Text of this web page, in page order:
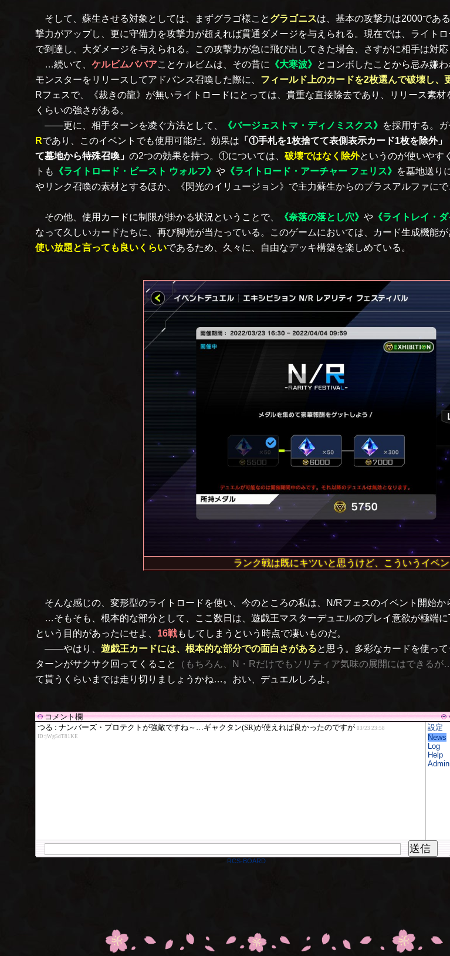
そして、蘇生させる対象としては、まずグラゴ様こと グラゴニスは、基本の攻撃力は2000であ
撃力がアップし、更に守備力を攻撃力が超えれば貫通ダメージを与えられる。現在では、ライトロ
で到達し、大ダメージを与えられる。この攻撃力が急に飛び出してきた場合、さすがに相手は対応
…続いて、 ケルビムババアことケルビムは、その昔に 《大寒波》 とコンボしたことから忌み嫌
モンスターをリリースしてアドバンス召喚した際に、 フィールド上のカードを2枚選んで破壊し
Rフェスで、《裁きの龍》が無いライトロードにとっては、貴重な直接除去であり、リリース素
くらいの強さがある。
――更に、相手ターンを凌ぐ方法として、
《バージェストマ・ディノミスクス》 を採用する。
Rであり、このイベントでも使用可能だ。効果は 「①手札を1枚捨てて表側表示カード1枚を除外
て墓地から特殊召喚」 の2つの効果を持つ。①については、 破壊ではなく除外というのが使いやす
トも
《ライトロード・ビースト ウォルフ》 や 《ライトロード・アーチャー フェリス》 を墓地送り
やリンク召喚の素材とするほか、《閃光のイリュージョン》で主力蘇生からのプラスアルファにで
その他、使用カードに制限が掛かる状況ということで、 《奈落の落とし穴》 や 《ライトレイ・ダ
なって久しいカードたちに、再び脚光が当たっている。このゲームにおいては、カード生成機能
使い放題と言っても良いくらいであるため、久々に、自由なデッキ構築を楽しめている。
ランク戦は既にキツいと思うけど、こういうイベ
そんな感じの、変形型のライトロードを使い、今のところの私は、N/Rフェスのイベント開始か
…そもそも、根本的な部分として、ここ数日は、遊戯王マスターデュエルのプレイ意欲が極端
という目的があったにせよ、 16戦もしてしまうという時点で凄いものだ。
――やはり、 遊戯王カードには、根本的な部分での面白さがあると思う。多彩なカードを使っ
ターンがサクサク回ってくること
（もちろん、N・Rだけでもソリティア気味の展開にはできるが…
て貰うくらいまでは走り切りましょうかね…。おい、デュエルしろよ。
コメント欄
設定
News
Log
Help
Admin
送信
RCS-BOARD